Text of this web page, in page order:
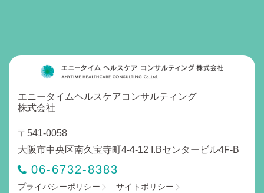
エニータイムヘルスケアコンサルティング
株式会社
〒541-0058
大阪市中央区南久宝寺町4-4-12 I.Bセンタービル4F-B
06-6732-8383
プライバシーポリシー
サイトポリシー